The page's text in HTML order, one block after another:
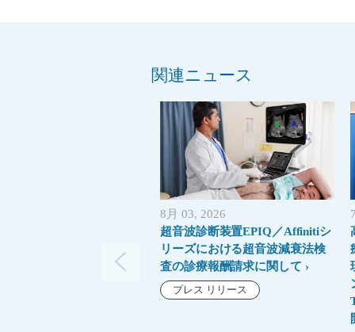
関連ニュース
8月 03, 2026
超音波診断装置EPIQ／Affinitiシ
リーズにおける超音波減衰法検
査の診療報酬請求に関して
プレス リリース